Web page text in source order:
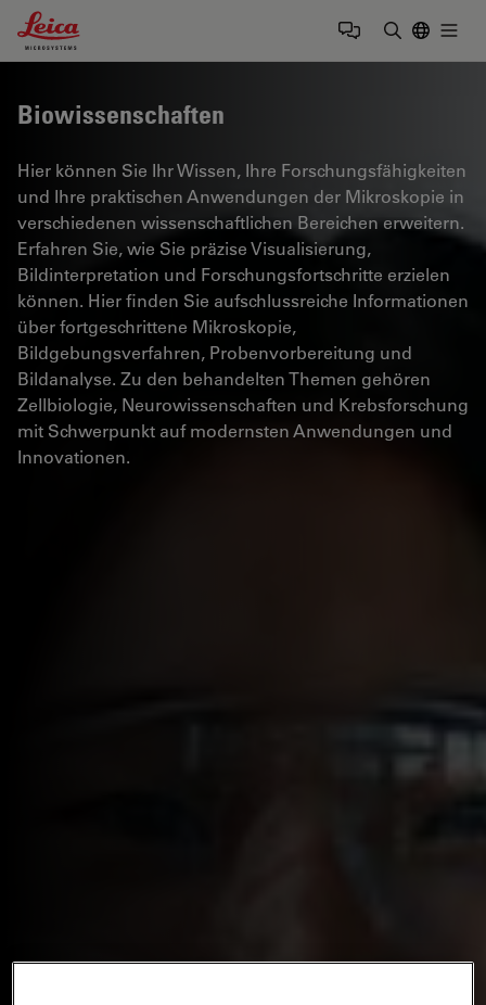
Leica Microsystems Logo
Biowissenschaften
Hier können Sie Ihr Wissen, Ihre Forschungsfähigkeiten
und Ihre praktischen Anwendungen der Mikroskopie in
verschiedenen wissenschaftlichen Bereichen erweitern.
Erfahren Sie, wie Sie präzise Visualisierung,
Bildinterpretation und Forschungsfortschritte erzielen
können. Hier finden Sie aufschlussreiche Informationen
über fortgeschrittene Mikroskopie,
Bildgebungsverfahren, Probenvorbereitung und
Bildanalyse. Zu den behandelten Themen gehören
Zellbiologie, Neurowissenschaften und Krebsforschung
mit Schwerpunkt auf modernsten Anwendungen und
Innovationen.